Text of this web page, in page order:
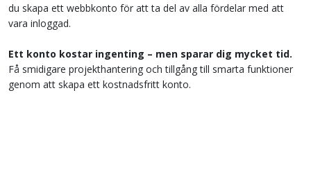
du skapa ett webbkonto för att ta del av alla fördelar med att
vara inloggad.
Ett konto kostar ingenting – men sparar dig mycket tid.
Få smidigare projekthantering och tillgång till smarta funktioner
genom att skapa ett kostnadsfritt konto.